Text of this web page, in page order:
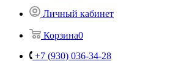
Личный кабинет
Корзина0
+7 (930) 036-34-28